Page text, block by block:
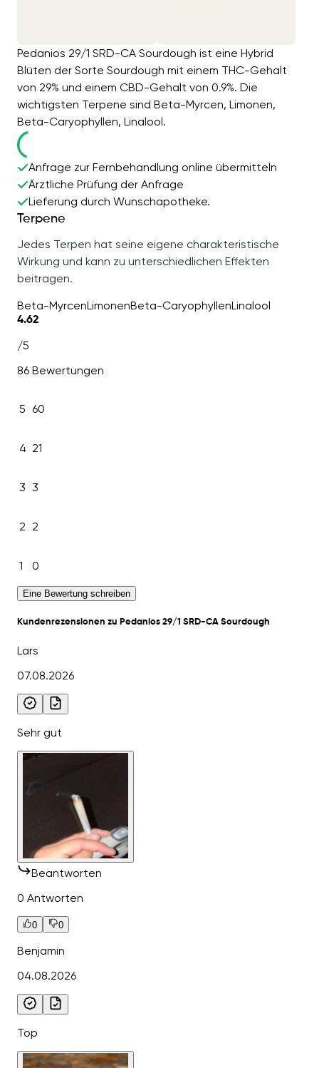
Pedanios 29/1 SRD-CA Sourdough ist eine Hybrid
Blüten der Sorte Sourdough mit einem THC-Gehalt
von 29% und einem CBD-Gehalt von 0.9%. Die
wichtigsten Terpene sind Beta-Myrcen, Limonen,
Beta-Caryophyllen, Linalool.
Anfrage zur Fernbehandlung online übermitteln
Ärztliche Prüfung der Anfrage
Lieferung durch Wunschapotheke.
Terpene
Jedes Terpen hat seine eigene charakteristische
Wirkung und kann zu unterschiedlichen Effekten
beitragen.
Beta-MyrcenLimonenBeta-CaryophyllenLinalool
4.62
/5
86 Bewertungen
5 60
4 21
3 3
2 2
1 0
Eine Bewertung schreiben
Kundenrezensionen zu Pedanios 29/1 SRD-CA Sourdough
Lars
07.08.2026
Sehr gut
Beantworten
0 Antworten
0 0
Benjamin
04.08.2026
Top